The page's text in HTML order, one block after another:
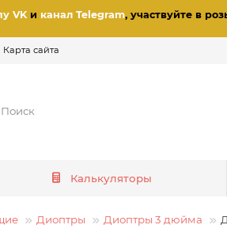
VKи канал Telegram, участвуйте в
Карта сайта
Калькуляторы
Диоптры Диоптры 3 дюйма